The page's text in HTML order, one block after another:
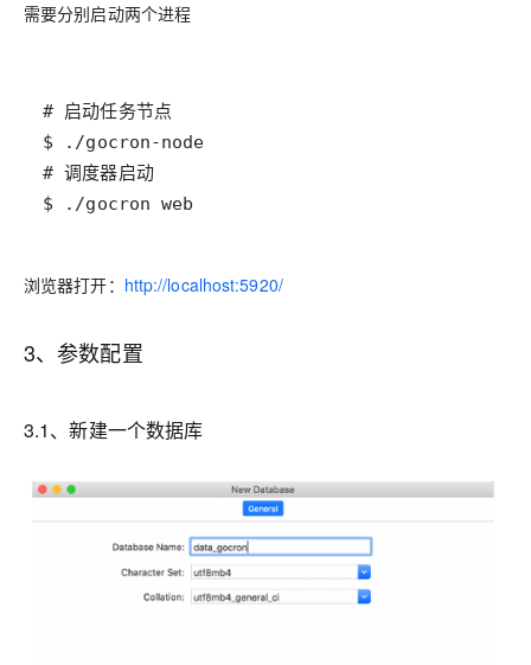
需要分别启动两个进程
# 调度器启动
$ ./gocron web
浏览器打开： http://localhost:5920/
3、参数配置
3.1、新建一个数据库